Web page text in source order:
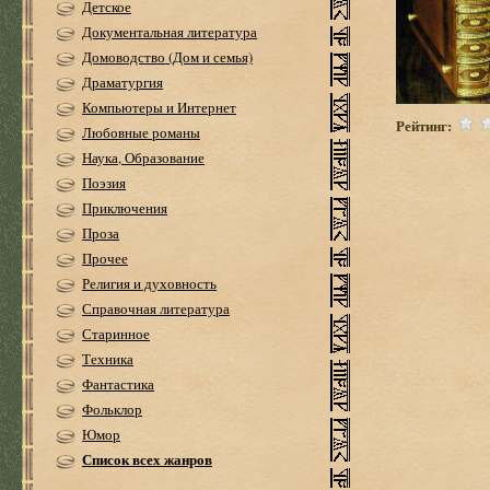
Детское
Документальная литература
Домоводство (Дом и семья)
Драматургия
Компьютеры и Интернет
Любовные романы
Наука, Образование
Поэзия
Приключения
Проза
Прочее
Религия и духовность
Справочная литература
Старинное
Техника
Фантастика
Фольклор
Юмор
Список всех жанров
Рейтинг: